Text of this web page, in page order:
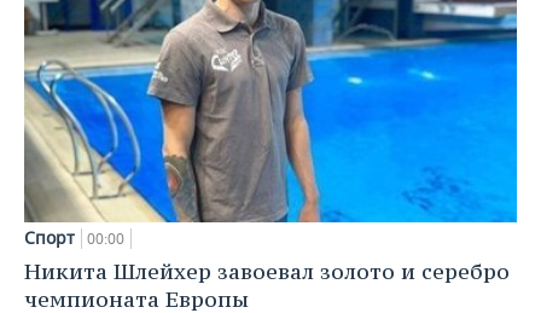
Спорт 00:00
Никита Шлейхер завоевал золото и серебро
чемпионата Европы